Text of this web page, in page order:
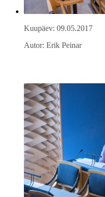
Kuupäev: 09.05.2017
Autor: Erik Peinar